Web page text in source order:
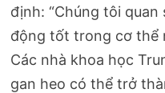
định: “Chúng tôi
động tốt trong cơ thể
Các nhà khoa học
gan heo có thể trở